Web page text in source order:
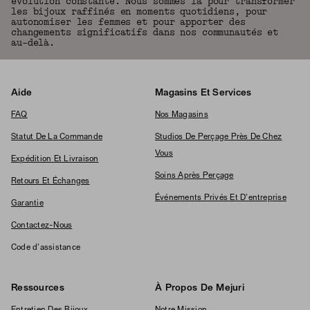
les bijoux raffinés en moments quotidiens, pour
autonomiser les femmes et pour apporter des
changements significatifs dans nos communautés et
au-delà.
Aide
FAQ
Statut De La Commande
Expédition Et Livraison
Retours Et Échanges
Garantie
Contactez-Nous
Code d'assistance
Magasins Et Services
Nos Magasins
Studios De Perçage Près De Chez
Vous
Soins Après Perçage
Événements Privés Et D'entreprise
Ressources À Propos De Mejuri